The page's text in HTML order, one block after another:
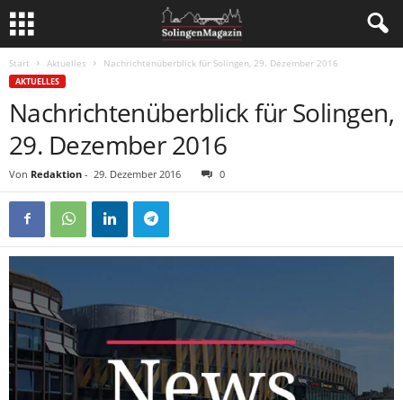
Start Aktuelles Nachrichtenüberblick für Solingen, 29. Dezember 2016
AKTUELLES
Nachrichtenüberblick für Solingen,
29. Dezember 2016
Von Redaktion - 29. Dezember 2016 0